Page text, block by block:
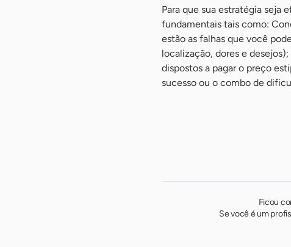
Para que sua estratégia seja
fundamentais tais como:
estão as falhas que você
localização, dores e
dispostos a pagar o preço
sucesso ou o combo de
Ficou
Se você é um